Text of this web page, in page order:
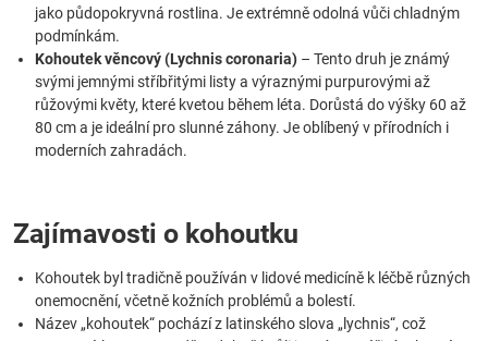
jako půdopokryvná rostlina. Je extrémně odolná vůči chladným
podmínkám.
Kohoutek věncový (Lychnis coronaria) – Tento druh je známý
svými jemnými stříbřitými listy a výraznými purpurovými až
růžovými květy, které kvetou během léta. Dorůstá do výšky 60 až
80 cm a je ideální pro slunné záhony. Je oblíbený v přírodních i
moderních zahradách.
Zajímavosti o kohoutku
Kohoutek byl tradičně používán v lidové medicíně k léčbě různých
onemocnění, včetně kožních problémů a bolestí.
Název „kohoutek“ pochází z latinského slova „lychnis“, což